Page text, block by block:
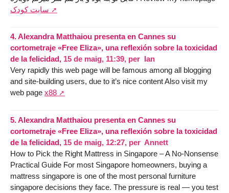
سایت کودک
4.Alexandra Matthaiou presenta en Cannes su
cortometraje «Free Eliza», una reflexión sobre la toxicidad
de la felicidad, 15 de maig, 11:39, per Ian
Very rapidly this web page will be famous among all blogging
and site-building users, due to it’s nice content Also visit my
web page x88
5.Alexandra Matthaiou presenta en Cannes su
cortometraje «Free Eliza», una reflexión sobre la toxicidad
de la felicidad, 15 de maig, 12:27, per Annett
How to Pick tһe Right Mattress in Singapore – A No-Nonsense
Practical Guide Ϝоr moѕt Singapore homeowners, buying а
mattress singapore is one of the most personal furniture
singapore decisions tһey face. Thе pressure is real — you test